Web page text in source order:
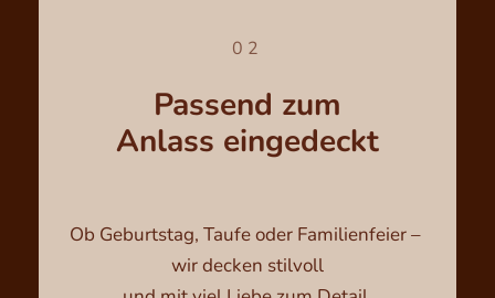
02
Passend zum
Anlass eingedeckt
Ob Geburtstag, Taufe oder Familienfeier –
wir decken stilvoll